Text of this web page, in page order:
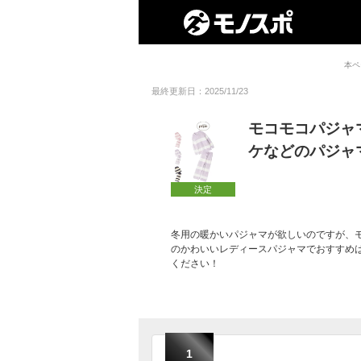
本
最終更新日：2025/11/23
決定
モコモコパジ
ケなどのパジャ
冬用の暖かいパジャマが欲しいのですが、
のかわいいレディースパジャマでおすすめ
ください！
1